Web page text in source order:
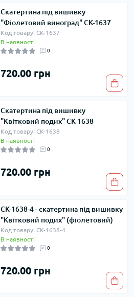
Скатертина під вишивку
"Фіолетовий виноград" СК-1637
Код товару: СК-1637
В наявності
0
720.00 грн
Скатертина під вишивку
"Квітковий подих" СК-1638
Код товару: СК-1638
В наявності
0
720.00 грн
СК-1638-4 - скатертина під вишивку
"Квітковий подих" (фіолетовий)
Код товару: СК-1638-4
В наявності
0
720.00 грн